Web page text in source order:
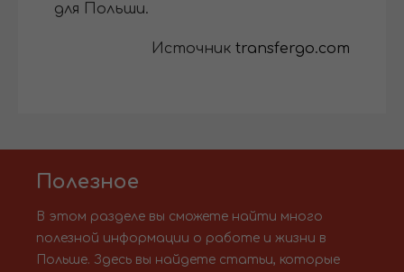
для Польши.
Источник transfergo.com
Полезное
В этом разделе вы сможете найти много
полезной информации о работе и жизни в
Польше. Здесь вы найдете статьи, которые